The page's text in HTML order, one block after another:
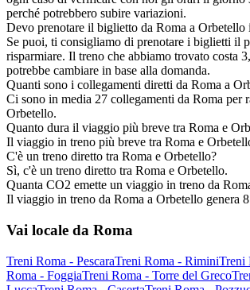
perché potrebbero subire variazioni.
Devo prenotare il biglietto da Roma a Orbetello
Se puoi, ti consigliamo di prenotare i biglietti il
risparmiare. Il treno che abbiamo trovato costa
potrebbe cambiare in base alla domanda.
Quanti sono i collegamenti diretti da Roma a
Ci sono in media 27 collegamenti da Roma per
Orbetello.
Quanto dura il viaggio più breve tra Roma e
Il viaggio in treno più breve tra Roma e
C'è un treno diretto tra Roma e Orbetello?
Sì, c'è un treno diretto tra Roma e Orbetello.
Quanta CO2 emette un viaggio in treno da
Il viaggio in treno da Roma a Orbetello genera
Vai locale da Roma
Treni Roma - PescaraTreni Roma - RiminiTreni
Roma - FoggiaTreni Roma - Torre del Greco